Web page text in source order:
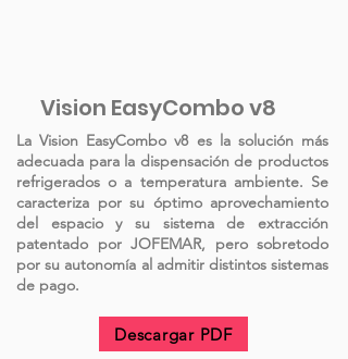
Vision EasyCombo v8
La Vision EasyCombo v8 es la solución más
adecuada para la dispensación de productos
refrigerados o a temperatura ambiente. Se
caracteriza por su óptimo aprovechamiento
del espacio y su sistema de extracción
patentado por JOFEMAR, pero sobretodo
por su autonomía al admitir distintos sistemas
de pago.
Descargar PDF